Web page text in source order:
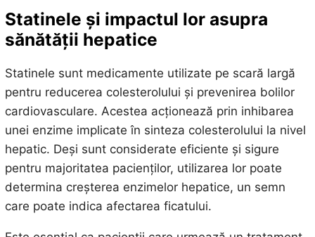
Statinele și impactul lor asupra
sănătății hepatice
Statinele sunt medicamente utilizate pe scară largă
pentru reducerea colesterolului și prevenirea bolilor
cardiovasculare. Acestea acționează prin inhibarea
unei enzime implicate în sinteza colesterolului la nivel
hepatic. Deși sunt considerate eficiente și sigure
pentru majoritatea pacienților, utilizarea lor poate
determina creșterea enzimelor hepatice, un semn
care poate indica afectarea ficatului.